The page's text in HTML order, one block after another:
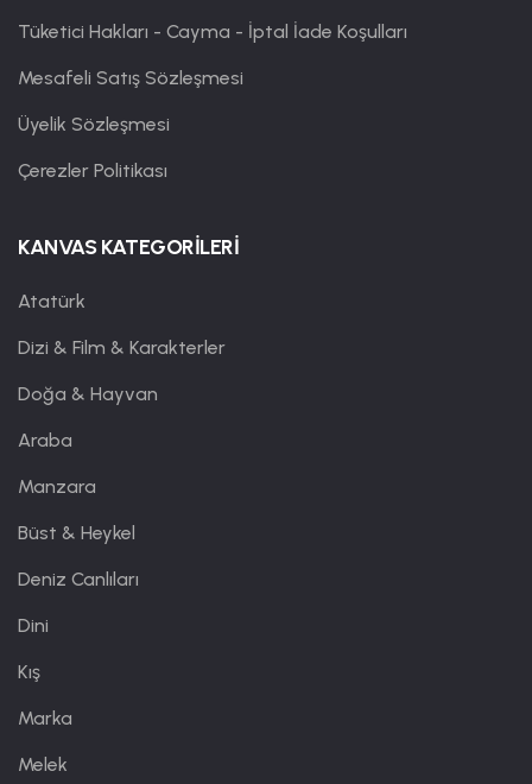
Tüketici Hakları - Cayma - İptal İade Koşulları
Mesafeli Satış Sözleşmesi
Üyelik Sözleşmesi
Çerezler Politikası
KANVAS KATEGORİLERİ
Atatürk
Dizi & Film & Karakterler
Doğa & Hayvan
Araba
Manzara
Büst & Heykel
Deniz Canlıları
Dini
Kış
Marka
Melek